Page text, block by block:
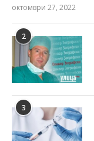
октомври 27, 2022
2
3